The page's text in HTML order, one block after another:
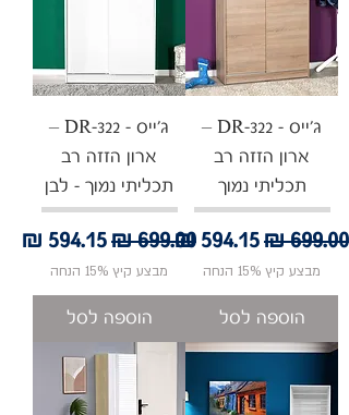
ג'ייס - DR-322 –
ארון הזזה רב
תכליתי נמוך
מחיר רגילמחיר מבצע
מבצע קיץ 15% הנחה
הוספה לסל
ג'ייס - DR-322 –
ארון הזזה רב
תכליתי נמוך - לבן
מחיר רגילמחיר
מבצע קיץ 15% הנחה
הוספה לסל